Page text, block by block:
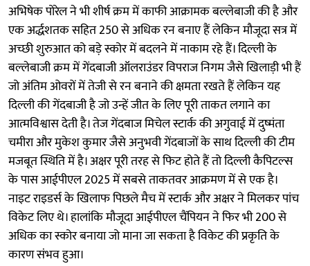
अभिषेक पोरेल ने भी शीर्ष क्रम में काफी आक्रामक बल्लेबाजी की है और
एक अर्द्धशतक सहित 250 से अधिक रन बनाए हैं लेकिन मौजूदा सत्र में
अच्छी शुरुआत को बड़े स्कोर में बदलने में नाकाम रहे हैं। दिल्ली के
बल्लेबाजी क्रम में गेंदबाजी ऑलराउंडर विपराज निगम जैसे खिलाड़ी भी हैं
जो अंतिम ओवरों में तेजी से रन बनाने की क्षमता रखते हैं लेकिन यह
दिल्ली की गेंदबाजी है जो उन्हें जीत के लिए पूरी ताकत लगाने का
आत्मविश्वास देती है। तेज गेंदबाज मिचेल स्टार्क की अगुवाई में दुष्मंता
चमीरा और मुकेश कुमार जैसे अनुभवी गेंदबाजों के साथ दिल्ली की टीम
मजबूत स्थिति में है। अक्षर पूरी तरह से फिट होते हैं तो दिल्ली कैपिटल्स
के पास आईपीएल 2025 में सबसे ताकतवर आक्रमण में से एक है।
नाइट राइडर्स के खिलाफ पिछले मैच में स्टार्क और अक्षर ने मिलकर पांच
विकेट लिए थे। हालांकि मौजूदा आईपीएल चैंपियन ने फिर भी 200 से
अधिक का स्कोर बनाया जो माना जा सकता है विकेट की प्रकृति के
कारण संभव हुआ।